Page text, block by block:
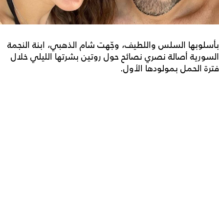
بأسلوبها السلس واللطيف، وجّهت شام الذهبي، ابنة النجمة
السورية أصالة نصري نصائح حول روتين بشرتها الليلي خلال
فترة الحمل بمولودها الأول.